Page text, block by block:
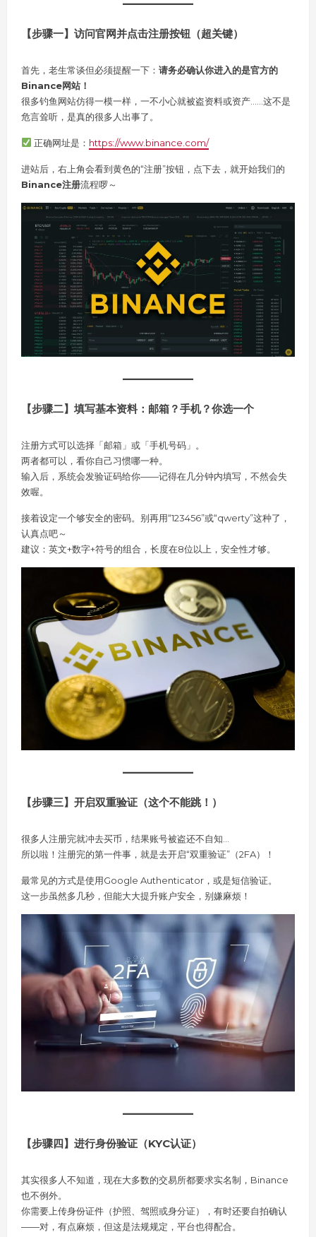
【步骤一】访问官网并点击注册按钮（超关键）
首先，老生常谈但必须提醒一下： 请务必确认你进入的是官方的
Binance网站！
很多钓鱼网站仿得一模一样，一不小心就被盗资料或资产……这不是
危言耸听，是真的很多人出事了。
正确网址是： https://www.binance.com/
进站后，右上角会看到黄色的“注册”按钮，点下去，就开始我们的
Binance注册流程啰～
【步骤二】填写基本资料：邮箱？手机？你选一个
注册方式可以选择「邮箱」或「手机号码」。
两者都可以，看你自己习惯哪一种。
输入后，系统会发验证码给你——记得在几分钟内填写，不然会失
效喔。
接着设定一个够安全的密码。别再用“123456”或“qwerty”这种了，
认真点吧～
建议：英文+数字+符号的组合，长度在8位以上，安全性才够。
【步骤三】开启双重验证（这个不能跳！）
很多人注册完就冲去买币，结果账号被盗还不自知…
所以啦！注册完的第一件事，就是去开启“双重验证”（2FA）！
最常见的方式是使用Google Authenticator，或是短信验证。
这一步虽然多几秒，但能大大提升账户安全，别嫌麻烦！
【步骤四】进行身份验证（KYC认证）
其实很多人不知道，现在大多数的交易所都要求实名制，Binance
也不例外。
你需要上传身份证件（护照、驾照或身分证），有时还要自拍确认
——对，有点麻烦，但这是法规规定，平台也得配合。